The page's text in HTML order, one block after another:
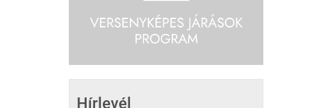
Hírlevél